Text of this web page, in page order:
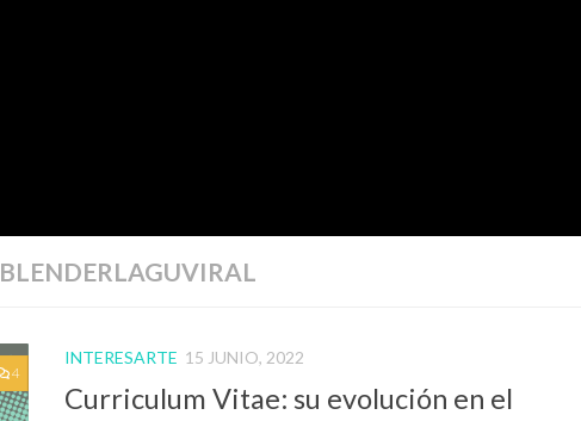
BLENDERLAGUVIRAL
4
INTERESARTE 15 JUNIO, 2022
Curriculum Vitae: su evolución en el